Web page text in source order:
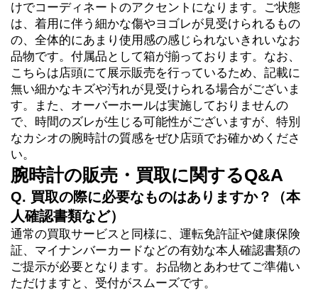
けでコーディネートのアクセントになります。ご状態
は、着用に伴う細かな傷やヨゴレが見受けられるもの
の、全体的にあまり使用感の感じられないきれいなお
品物です。付属品として箱が揃っております。なお、
こちらは店頭にて展示販売を行っているため、記載に
無い細かなキズや汚れが見受けられる場合がございま
す。また、オーバーホールは実施しておりませんの
で、時間のズレが生じる可能性がございますが、特別
なカシオの腕時計の質感をぜひ店頭でお確かめくださ
い。
腕時計の販売・買取に関するQ&A
Q. 買取の際に必要なものはありますか？（本
人確認書類など）
通常の買取サービスと同様に、運転免許証や健康保険
証、マイナンバーカードなどの有効な本人確認書類の
ご提示が必要となります。お品物とあわせてご準備い
ただけますと、受付がスムーズです。